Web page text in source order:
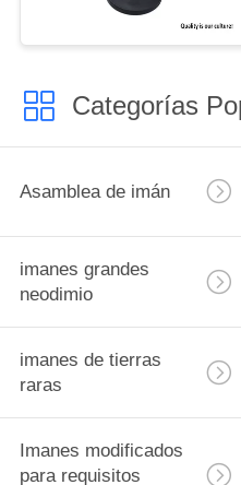
Categorías
Asamblea de imán
imanes grandes
neodimio
imanes de tierras
raras
Imanes modificados
para requisitos